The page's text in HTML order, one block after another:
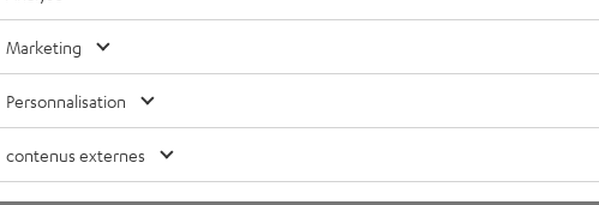
Connaissances
Divertissement
Marketing
Personnalisation
contenus externes